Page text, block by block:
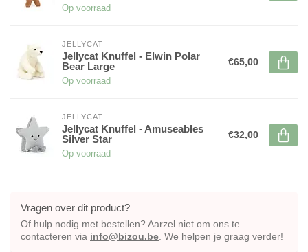
Op voorraad
JELLYCAT
Jellycat Knuffel - Elwin Polar
Bear Large
Op voorraad
€65,00
JELLYCAT
Jellycat Knuffel - Amuseables
Silver Star
Op voorraad
€32,00
Vragen over dit product?
Of hulp nodig met bestellen? Aarzel niet om ons te
contacteren via info@bizou.be . We helpen je graag verder!